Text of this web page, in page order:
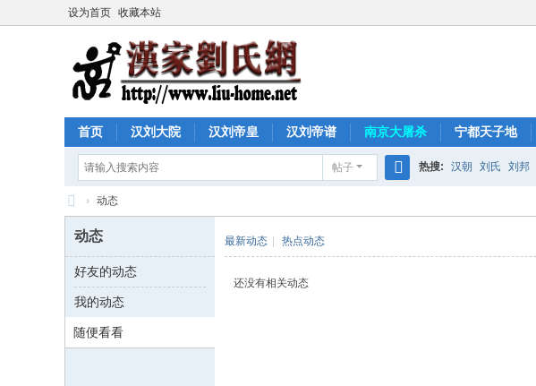
设为首页 收藏本站
首页 汉刘大院 汉刘帝皇 汉刘帝谱 南京大屠杀 宁都天子地
帖子
索
热搜: 汉朝 刘氏 刘邦
汉
家
刘
氏
网
› 动态
动态
好友的动态
我的动态
随便看看
最新动态 热点动态
还没有相关动态